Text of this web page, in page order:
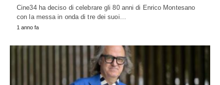
Cine34 ha deciso di celebrare gli 80 anni di Enrico Montesano
con la messa in onda di tre dei suoi…
1 anno fa